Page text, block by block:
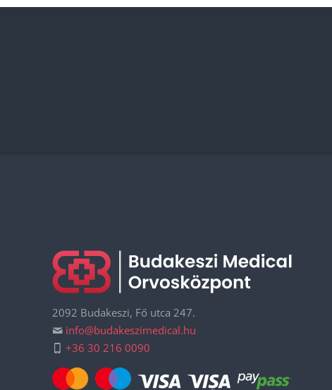
2092 Budakeszi, Fő utca 247.
info@budakeszimedical.hu
+36 30 216 0090